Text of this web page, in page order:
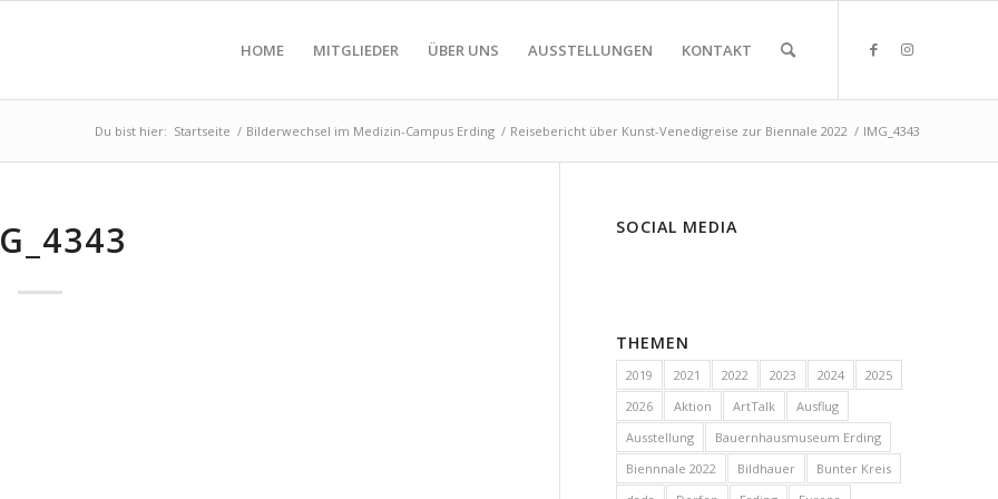
HOME MITGLIEDER ÜBER UNS AUSSTELLUNGEN KONTAKT
Du bist hier: Startseite / Bilderwechsel im Medizin-Campus Erding / Reisebericht über Kunst-Venedigreise zur Biennale 2022 / IMG_4343
SOCIAL MEDIA
THEMEN
2019 2021 2022 2023 2024
2025
2026
Aktion ArtTalk
Ausflug
Ausstellung
Bauernhausmuseum Erding
Biennnale 2022
Bildhauer
Bunter Kreis